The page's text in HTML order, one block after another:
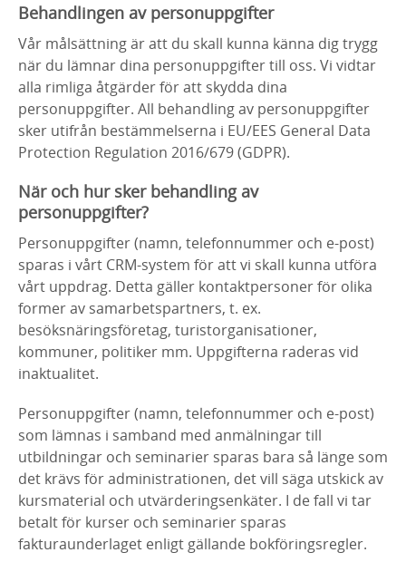
Behandlingen av personuppgifter
Vår målsättning är att du skall kunna känna dig trygg
när du lämnar dina personuppgifter till oss. Vi vidtar
alla rimliga åtgärder för att skydda dina
personuppgifter. All behandling av personuppgifter
sker utifrån bestämmelserna i EU/EES General Data
Protection Regulation 2016/679 (GDPR).
När och hur sker behandling av
personuppgifter?
Personuppgifter (namn, telefonnummer och e-post)
sparas i vårt CRM-system för att vi skall kunna utföra
vårt uppdrag. Detta gäller kontaktpersoner för olika
former av samarbetspartners, t. ex.
besöksnäringsföretag, turistorganisationer,
kommuner, politiker mm. Uppgifterna raderas vid
inaktualitet.
Personuppgifter (namn, telefonnummer och e-post)
som lämnas i samband med anmälningar till
utbildningar och seminarier sparas bara så länge som
det krävs för administrationen, det vill säga utskick av
kursmaterial och utvärderingsenkäter. I de fall vi tar
betalt för kurser och seminarier sparas
fakturaunderlaget enligt gällande bokföringsregler.